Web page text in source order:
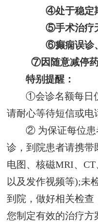
④处于稳定
⑤手术治疗
⑥癫痫误诊
⑦因随意减停
特别提醒：
①会诊名额每日
请耐心等待短信或电
② 为保证每位患
诊，到院患者请携带
电图、核磁MRI、CT
以及发作视频等);未
到院，做好相关检查
您制定有效的治疗方